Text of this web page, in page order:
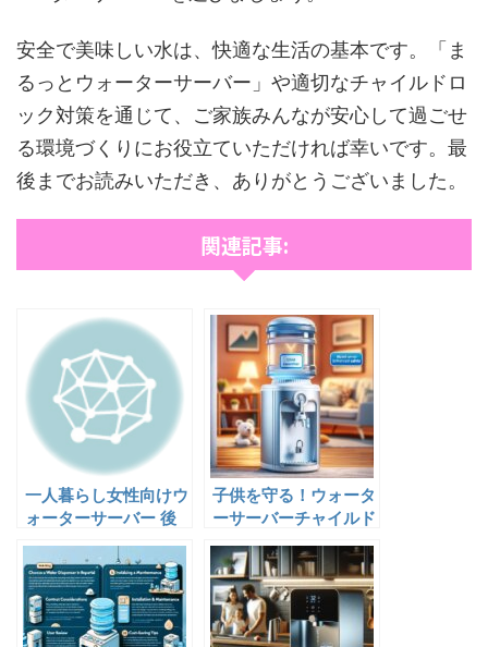
安全で美味しい水は、快適な生活の基本です。「ま
るっとウォーターサーバー」や適切なチャイルドロ
ック対策を通じて、ご家族みんなが安心して過ごせ
る環境づくりにお役立ていただければ幸いです。最
後までお読みいただき、ありがとうございました。
関連記事:
一人暮らし女性向けウ
ォーターサーバー 後
悔しない選び方と人気
機種
子供を守る！ウォータ
ーサーバーチャイルド
ロック自作アイデア